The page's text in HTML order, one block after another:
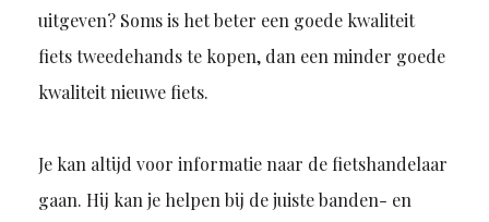
uitgeven? Soms is het beter een goede kwaliteit
fiets tweedehands te kopen, dan een minder goede
kwaliteit nieuwe fiets.
Je kan altijd voor informatie naar de fietshandelaar
gaan. Hij kan je helpen bij de juiste banden- en